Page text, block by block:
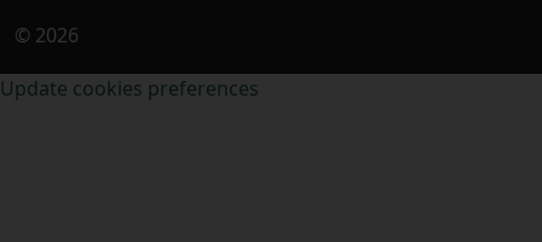
© 2026
Update cookies preferences